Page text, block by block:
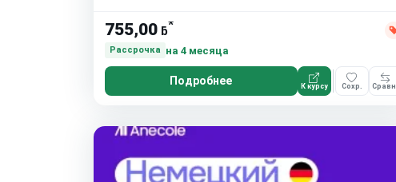
755,00 ƃ*
Рассрочка на 4 месяца
Подробнее К курсу Сохр. Сравн.